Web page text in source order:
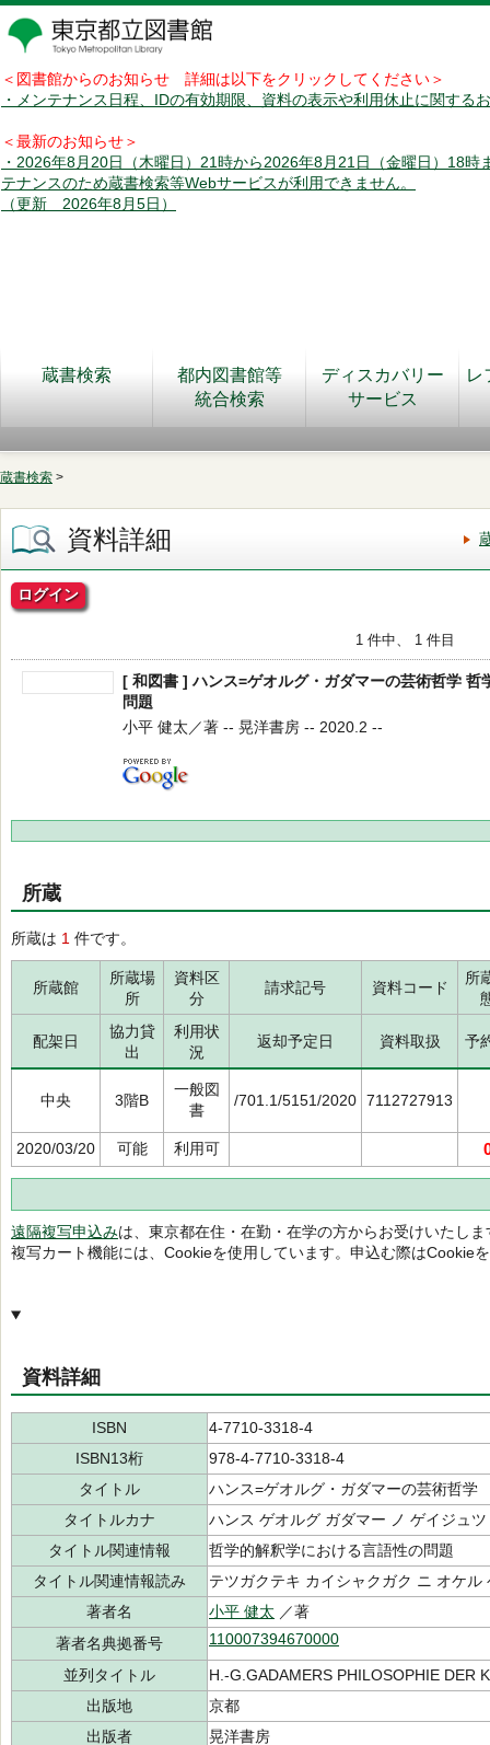
＜図書館からのお知らせ 詳細は以下をクリックしてください＞
・メンテナンス日程、IDの有効期限、資料の表示や利用休止に関する
＜最新のお知らせ＞
・2026年8月20日（木曜日）21時から2026年8月21日（金曜日）18時
テナンスのため蔵書検索等Webサービスが利用できません。
（更新 2026年8月5日）
蔵書検索
都内図書館等
統合検索
ディスカバリー
サービス
レ
蔵書検索 >
資料詳細
ログイン
1 件中、 1 件目
[ 和図書 ] ハンス=ゲオルグ・ガダマーの芸術哲学 哲
問題
小平 健太／著 -- 晃洋書房 -- 2020.2 --
所蔵
所蔵は 1 件です。
所蔵館
所蔵場
所
資料区
分
請求記号 資料コード
所
配架日
協力貸
出
利用状
況
返却予定日 資料取扱 予
中央 3階B
一般図
書
/701.1/5151/2020 7112727913
2020/03/20 可能 利用可
遠隔複写申込みは、東京都在住・在勤・在学の方からお受けいたしま
複写カート機能には、Cookieを使用しています。申込む際はCookie
資料詳細
ISBN
4-7710-3318-4
ISBN13桁
978-4-7710-3318-4
タイトル
ハンス=ゲオルグ・ガダマーの芸術哲学
タイトルカナ
ハンス ゲオルグ ガダマー ノ ゲイジュ
タイトル関連情報
哲学的解釈学における言語性の問題
タイトル関連情報読み
テツガクテキ カイシャクガク ニ オケル
著者名
小平 健太 ／著
著者名典拠番号
110007394670000
並列タイトル
H.‐G.GADAMERS PHILOSOPHIE DER
出版地
京都
出版者
晃洋書房